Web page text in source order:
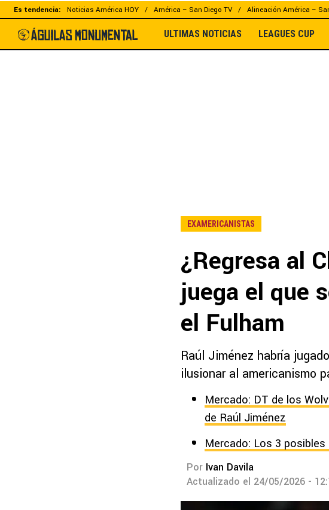
Es tendencia: Noticias América HOY América – San Diego TV Alineación América –
ULTIMAS NOTICIAS LEAGUES CUP
EXAMERICANISTAS
¿Regresa al
juega el que
el Fulham
Raúl Jiménez habría
ilusionar al americanismo
Mercado: DT de los
de Raúl Jiménez
Mercado: Los 3
Por Ivan Davila
Actualizado el 24/05/2026 -